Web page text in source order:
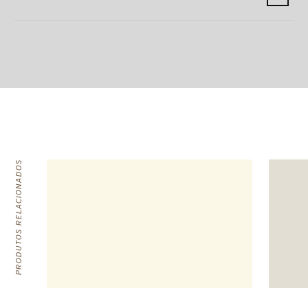
PRODUTOS RELACIONADOS